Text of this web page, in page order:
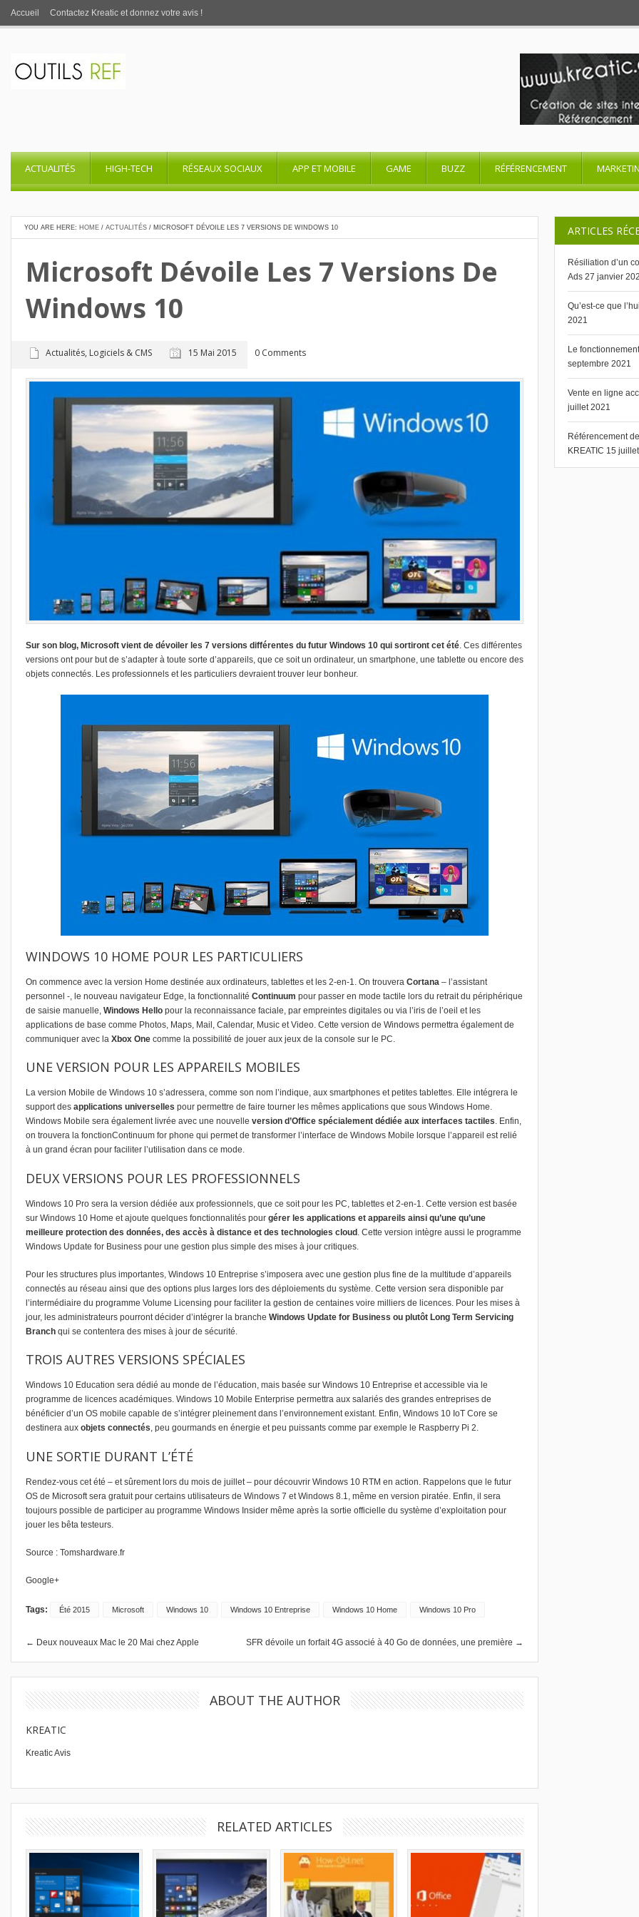
Accueil Contactez Kreatic et donnez votre avis !
ACTUALITÉS HIGH-TECH RÉSEAUX SOCIAUX APP ET MOBILE GAME BUZZ RÉFÉRENCEMENT
ARTICLES
Résiliation d’un
Ads 27 janvier
Qu’est-ce que
2021
Le
septembre 2021
Vente en ligne
juillet 2021
Référencement
KREATIC 15
YOU ARE HERE: HOME / ACTUALITÉS / MICROSOFT DÉVOILE LES 7 VERSIONS DE WINDOWS 10
Microsoft Dévoile Les 7 Versions De
Windows 10
Actualités, Logiciels & CMS 15 Mai 2015 0 Comments
Sur son blog, Microsoft vient de dévoiler les 7 versions différentes du futur Windows 10 qui sortiront cet été . Ces différentes
versions ont pour but de s’adapter à toute sorte d’appareils, que ce soit un ordinateur, un smartphone, une tablette ou encore des
objets connectés. Les professionnels et les particuliers devraient trouver leur bonheur.
WINDOWS 10 HOME POUR LES PARTICULIERS
On commence avec la version Home destinée aux ordinateurs, tablettes et les 2-en-1. On trouvera Cortana – l’assistant
personnel -, le nouveau navigateur Edge, la fonctionnalité Continuum pour passer en mode tactile lors du retrait du périphérique
de saisie manuelle, Windows Hello pour la reconnaissance faciale, par empreintes digitales ou via l’iris de l’oeil et les
applications de base comme Photos, Maps, Mail, Calendar, Music et Video. Cette version de Windows permettra également de
communiquer avec la Xbox One comme la possibilité de jouer aux jeux de la console sur le PC.
UNE VERSION POUR LES APPAREILS MOBILES
La version Mobile de Windows 10 s’adressera, comme son nom l’indique, aux smartphones et petites tablettes. Elle intégrera le
support des applications universelles pour permettre de faire tourner les mêmes applications que sous Windows Home.
Windows Mobile sera également livrée avec une nouvelle version d’Office spécialement dédiée aux interfaces tactiles. Enfin,
on trouvera la fonctionContinuum for phone qui permet de transformer l’interface de Windows Mobile lorsque l’appareil est relié
à un grand écran pour faciliter l’utilisation dans ce mode.
DEUX VERSIONS POUR LES PROFESSIONNELS
Windows 10 Pro sera la version dédiée aux professionnels, que ce soit pour les PC, tablettes et 2-en-1. Cette version est basée
sur Windows 10 Home et ajoute quelques fonctionnalités pour gérer les applications et appareils ainsi qu’une qu’une
meilleure protection des données, des accès à distance et des technologies cloud. Cette version intègre aussi le programme
Windows Update for Business pour une gestion plus simple des mises à jour critiques.
Pour les structures plus importantes, Windows 10 Entreprise s’imposera avec une gestion plus fine de la multitude d’appareils
connectés au réseau ainsi que des options plus larges lors des déploiements du système. Cette version sera disponible par
l’intermédiaire du programme Volume Licensing pour faciliter la gestion de centaines voire milliers de licences. Pour les mises à
jour, les administrateurs pourront décider d’intégrer la branche Windows Update for Business ou plutôt Long Term Servicing
Branch qui se contentera des mises à jour de sécurité.
TROIS AUTRES VERSIONS SPÉCIALES
Windows 10 Education sera dédié au monde de l’éducation, mais basée sur Windows 10 Entreprise et accessible via le
programme de licences académiques. Windows 10 Mobile Enterprise permettra aux salariés des grandes entreprises de
bénéficier d’un OS mobile capable de s’intégrer pleinement dans l’environnement existant. Enfin, Windows 10 IoT Core se
destinera aux objets connectés, peu gourmands en énergie et peu puissants comme par exemple le Raspberry Pi 2.
UNE SORTIE DURANT L’ÉTÉ
Rendez-vous cet été – et sûrement lors du mois de juillet – pour découvrir Windows 10 RTM en action. Rappelons que le futur
OS de Microsoft sera gratuit pour certains utilisateurs de Windows 7 et Windows 8.1, même en version piratée. Enfin, il sera
toujours possible de participer au programme Windows Insider même après la sortie officielle du système d’exploitation pour
jouer les bêta testeurs.
Source : Tomshardware.fr
Google+
Tags: Été 2015 Microsoft Windows 10 Windows 10 Entreprise Windows 10 Home Windows 10 Pro
← Deux nouveaux Mac le 20 Mai chez Apple SFR dévoile un forfait 4G associé à 40 Go de données, une première →
ABOUT THE AUTHOR
KREATIC
Kreatic Avis
RELATED ARTICLES